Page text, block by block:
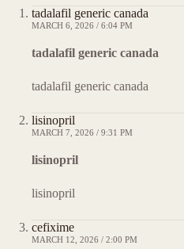
tadalafil generic canada
MARCH 6, 2026 / 6:04 PM
tadalafil generic canada
tadalafil generic canada
lisinopril
MARCH 7, 2026 / 9:31 PM
lisinopril
lisinopril
cefixime
MARCH 12, 2026 / 2:00 PM